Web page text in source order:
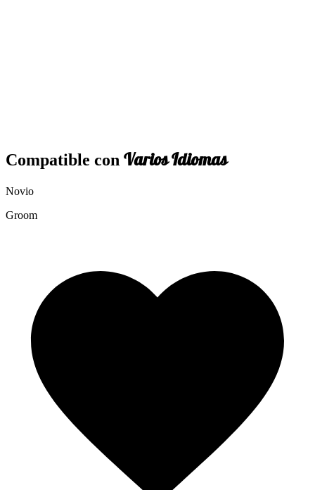
Compatible con Varios Idiomas
Novio
Groom